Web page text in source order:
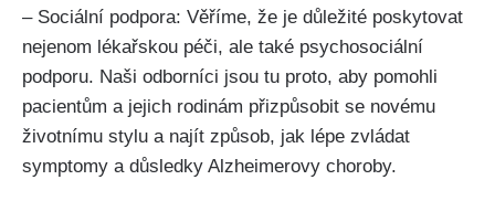
– Sociální podpora: Věříme, že je důležité poskytovat
nejenom lékařskou péči, ale také psychosociální
podporu. Naši odborníci jsou tu proto, aby pomohli
pacientům a jejich rodinám přizpůsobit se novému
životnímu stylu a najít způsob, jak lépe zvládat
symptomy a důsledky Alzheimerovy choroby.